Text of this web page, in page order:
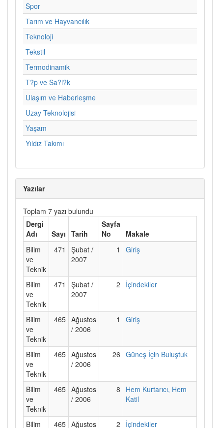
Spor
Tarım ve Hayvancılık
Teknoloji
Tekstil
Termodinamik
T?p ve Sa?l?k
Ulaşım ve Haberleşme
Uzay Teknolojisi
Yaşam
Yıldız Takımı
Yazılar
Toplam 7 yazı bulundu
Dergi
Adı
Sayı Tarih
Sayfa
No
Makale
Bilim
ve
Teknik
471
Şubat /
2007
1 Giriş
Bilim
ve
Teknik
471
Şubat /
2007
2 İçindekiler
Bilim
ve
Teknik
465 Ağustos
/ 2006
1 Giriş
Bilim
ve
Teknik
465 Ağustos
/ 2006
26 Güneş İçin Buluştuk
Bilim
ve
Teknik
465 Ağustos
/ 2006
8
Hem Kurtarıcı, Hem
Katil
Bilim 465 Ağustos 2 İçindekiler